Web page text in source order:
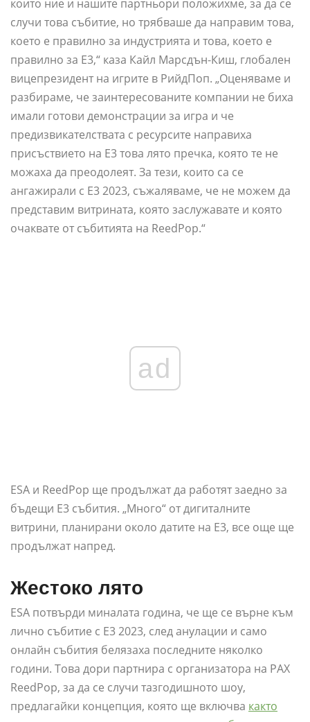
които ние и нашите партньори положихме, за да се
случи това събитие, но трябваше да направим това,
което е правилно за индустрията и това, което е
правилно за E3,“ каза Кайл Марсдън-Киш, глобален
вицепрезидент на игрите в РийдПоп. „Оценяваме и
разбираме, че заинтересованите компании не биха
имали готови демонстрации за игра и че
предизвикателствата с ресурсите направиха
присъствието на E3 това лято пречка, която те не
можаха да преодолеят. За тези, които са се
ангажирали с E3 2023, съжаляваме, че не можем да
представим витрината, която заслужавате и която
очаквате от събитията на ReedPop.“
ad
ESA и ReedPop ще продължат да работят заедно за
бъдещи E3 събития. „Много“ от дигиталните
витрини, планирани около датите на E3, все още ще
продължат напред.
Жестоко лято
ESA потвърди миналата година, че ще се върне към
лично събитие с E3 2023, след анулации и само
онлайн събития белязаха последните няколко
години. Това дори партнира с организатора на PAX
ReedPop, за да се случи тазгодишното шоу,
предлагайки концепция, която ще включва както